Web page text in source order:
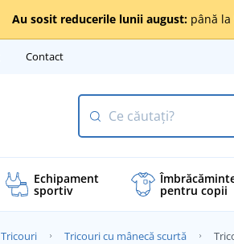
Au sosit reducerile lunii august: până la
Contact
Echipament
sportiv pentru copii
Tricouri Tricouri cu mânecă scurtă